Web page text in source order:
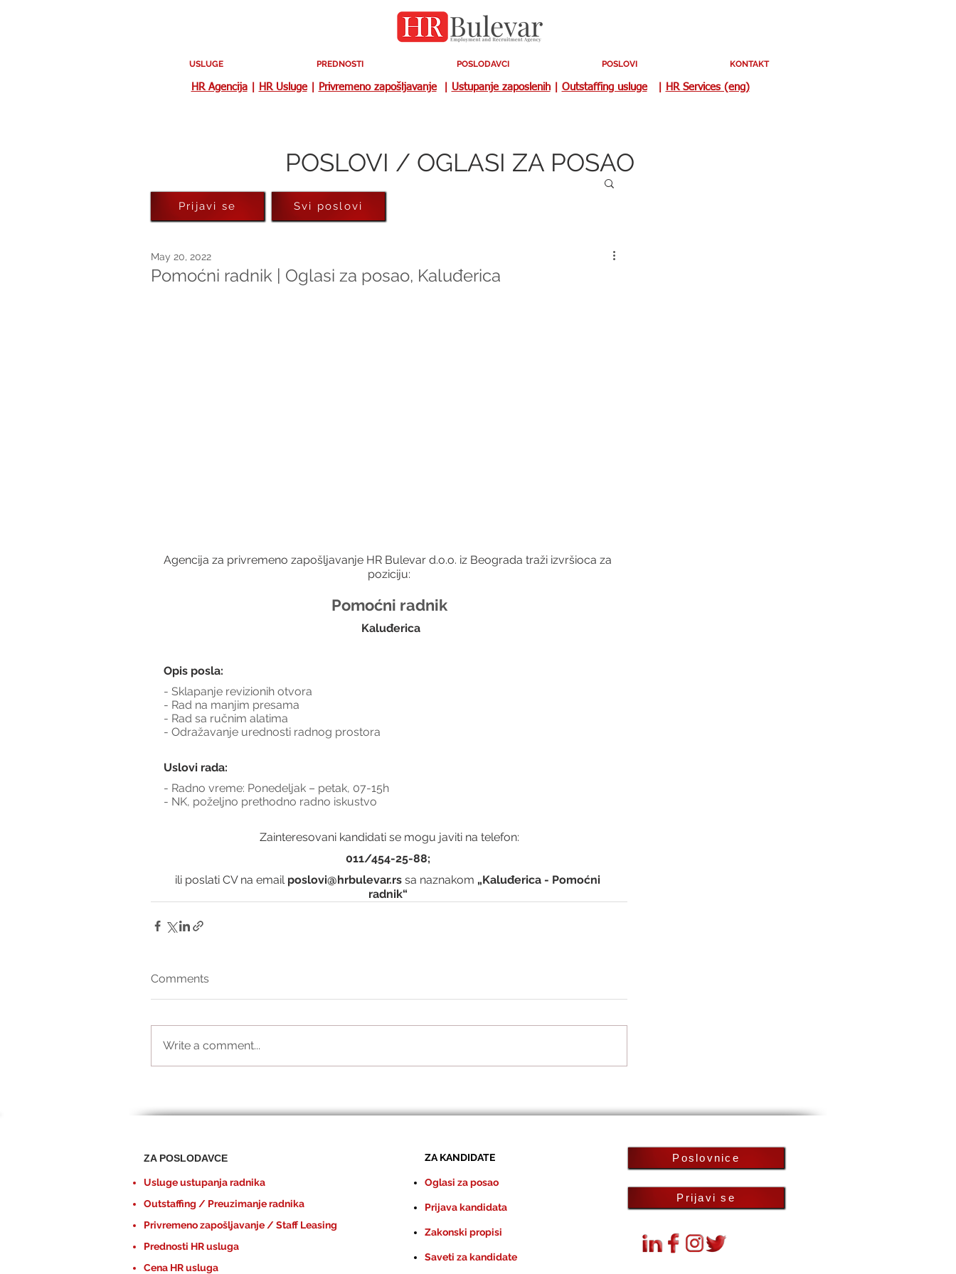
USLUGE PREDNOSTI POSLODAVCI POSLOVI KONTAKT
HR Agencija| HR Usluge| Privremeno zapošljavanje| Ustupanje zaposlenih| Outstaffing usluge| HR Services (eng)
POSLOVI / OGLASI ZA POSAO
Pomoćni radnik | Oglasi za posao, Kaluđerica
May 20, 2022
Agencija za privremeno zapošljavanje HR Bulevar d.o.o. iz Beograda traži izvršioca za
poziciju:
Pomoćni radnik
Kaluđerica
Opis posla:
- Sklapanje revizionih otvora
- Rad na manjim presama
- Rad sa ručnim alatima
- Odražavanje urednosti radnog prostora
Uslovi rada:
- Radno vreme: Ponedeljak – petak, 07-15h
- NK, poželjno prethodno radno iskustvo
Zainteresovani kandidati se mogu javiti na telefon:
011/454-25-88;
ili poslati CV na email poslovi@hrbulevar.rs sa naznakom „Kaluđerica - Pomoćni
radnik“
Comments
Write a comment...
Prijavi se Svi poslovi
ZA POSLODAVCE
Usluge ustupanja radnika
Outstaffing / Preuzimanje radnika
Privremeno zapošljavanje / Staff Leasing
Prednosti HR usluga
Cena HR usluga
ZA KANDIDATE
Oglasi za posao
Prijava kandidata
Zakonski propisi
Saveti za kandidate
Poslovnice
Prijavi se